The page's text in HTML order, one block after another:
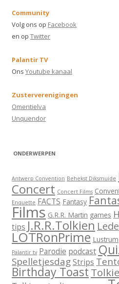
k
e
a
a
:
Community
Volg ons op Facebook
en op Twitter
Palantir TV
Ons Youtube kanaal
Zusterverenigingen
Omentielva
Unquendor
ONDERWERPEN
Antwerp Convention Behekst Diksmuide
Concert Concert Films
Enquette FACTS Fantasy
Films G.R.R. Martin games
tips J.R.R.Tolkien
LOTRonPrime Lustrum
Palantir tv Parodie podcast
SpelletjesdagStrips
Birthday Toast